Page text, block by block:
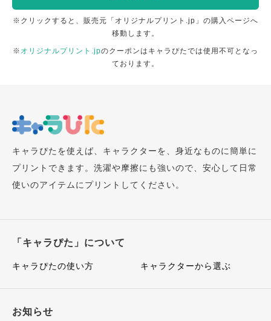
※クリックすると、販売元「オリジナルプリント.jp」の購入ページへ
移動します。
※ オリジナルプリント.jpのクーポンはキャラぴたでは使用不可となっ
ております。
キャラぴたを使えば、キャラクターを、身近なものに簡単に
プリントできます。洗濯や摩擦にも強いので、安心して日常
使いのアイテムにプリントしてください。
「キャラぴた」について
キャラぴたの使い方 キャラクターから選ぶ
お知らせ